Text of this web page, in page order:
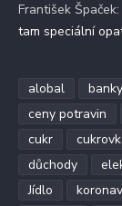
František Špaček:
tam speciální
alobal banky
ceny potravin
cukr
důchody
Jídlo